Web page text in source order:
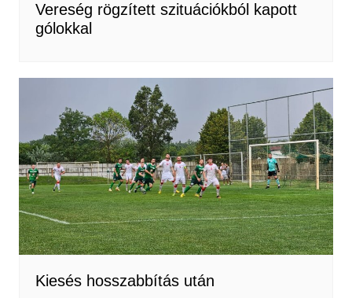
Vereség rögzített szituációkból kapott
gólokkal
Kiesés hosszabbítás után